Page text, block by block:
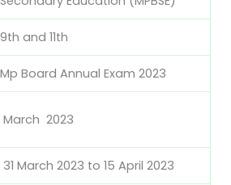
9th and 11th
Mp Board Annual Exam 2023
March 2023
31 March 2023 to 15 April 2023